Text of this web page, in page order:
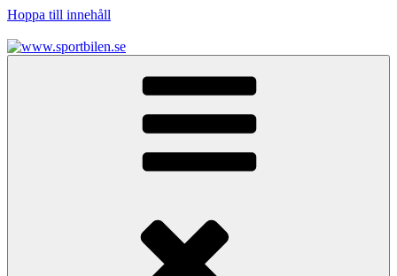
Hoppa till innehåll